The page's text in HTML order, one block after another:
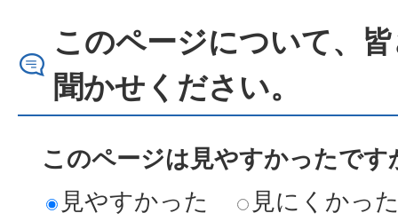
このページについて、
聞かせください。
このページは見やすかったです
見やすかった
見にくかっ